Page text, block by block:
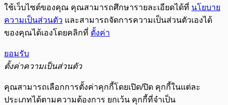
ใช้เว็บไซต์ของคุณ คุณสามารถศึกษารายละเอียดได้ที่ นโยบาย
ความเป็นส่วนตัว และสามารถจัดการความเป็นส่วนตัวเองได้
ของคุณได้เองโดยคลิกที่ ตั้งค่า
ยอมรับ
ตั้งค่าความเป็นส่วนตัว
คุณสามารถเลือกการตั้งค่าคุกกี้โดยเปิด/ปิด คุกกี้ในแต่ละ
ประเภทได้ตามความต้องการ ยกเว้น คุกกี้ที่จำเป็น